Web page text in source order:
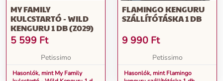
MY FAMILY
KULCSTARTÓ - WILD
KENGURU 1 DB (Z029)
5 599 Ft
Petissimo
Hasonlók, mint My Family
FLAMINGO KENGURU
SZÁLLÍTÓTÁSKA 1 DB
9 990 Ft
Petissimo
Hasonlók, mint Flamingo